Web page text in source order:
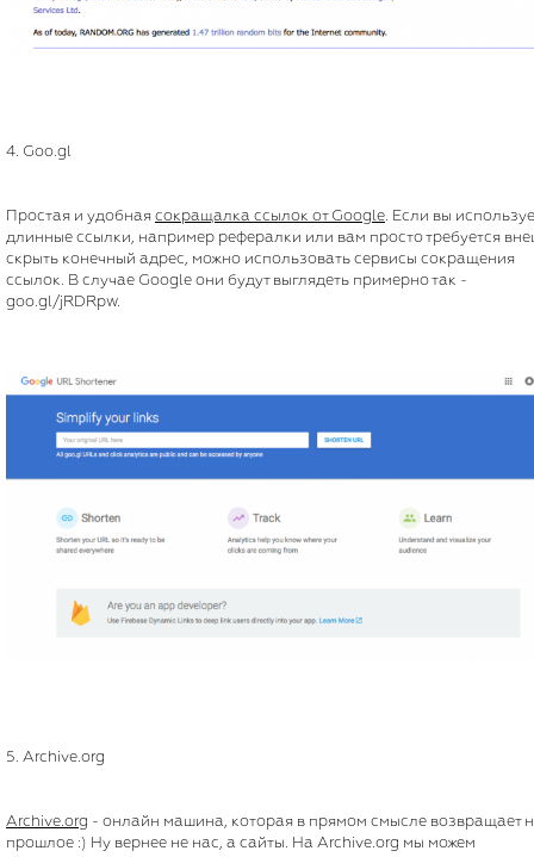
4. Goo.gl
Простая и удобная сокращалка ссылок от Google. Если вы
длинные ссылки, например рефералки или вам просто требуется
скрыть конечный адрес, можно использовать сервисы сокращения
ссылок. В случае Google они будут выглядеть примерно так -
goo.gl/jRDRpw.
5. Archive.org
Archive.org - онлайн машина, которая в прямом смысле возвращает
прошлое :) Ну вернее не нас, а сайты. На Archive.org мы можем